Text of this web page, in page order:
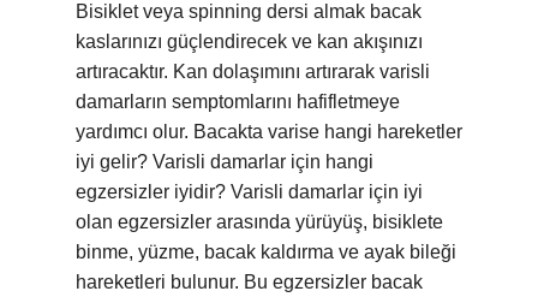
Bisiklet veya spinning dersi almak bacak
kaslarınızı güçlendirecek ve kan akışınızı
artıracaktır. Kan dolaşımını artırarak varisli
damarların semptomlarını hafifletmeye
yardımcı olur. Bacakta varise hangi hareketler
iyi gelir? Varisli damarlar için hangi
egzersizler iyidir? Varisli damarlar için iyi
olan egzersizler arasında yürüyüş, bisiklete
binme, yüzme, bacak kaldırma ve ayak bileği
hareketleri bulunur. Bu egzersizler bacak